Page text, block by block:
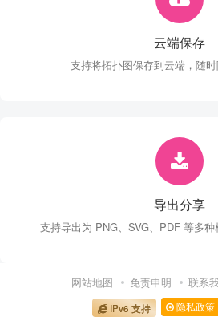
云端保存
支持将拓扑图保存到云端，随
导出分享
支持导出为 PNG、SVG、PDF 等多
网站地图 免责申明 联系
IPv6 支持 隐私政策